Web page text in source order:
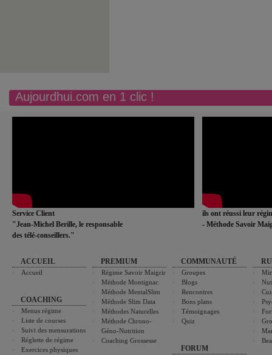
Aujourdhui.com en 1 clic !
Service Client
"Jean-Michel Berille, le responsable
des télé-conseillers."
ils ont réussi leur
- Méthode Savoir
ACCUEIL
Accueil
COACHING
Menus régime
Liste de courses
Suivi des mensurations
Réglette de régime
Exercices physiques
PREMIUM
Régime Savoir Maigrir
Méthode Montignac
Méthode MentalSlim
Méthode Slim Data
Méthodes Naturelles
Méthode Chrono-
Géno-Nutrition
Coaching Grossesse
COMMUNAUTÉ
Groupes
Blogs
Rencontres
Bons plans
Témoignages
Quiz
FORUM